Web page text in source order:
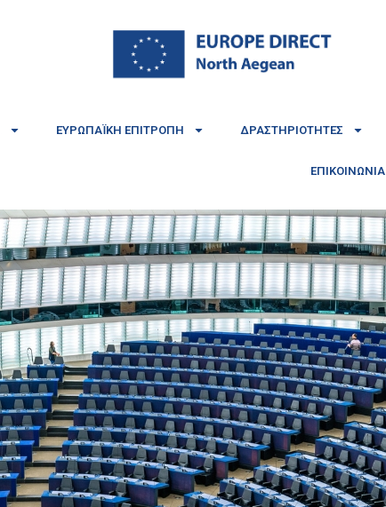
ΕΥΡΩΠΑΪΚΉ ΕΠΙΤΡΟΠΉ ΔΡΑΣΤΗΡΙΌΤΗΤΕΣ
ΕΠΙΚΟΙΝΩΝΊΑ